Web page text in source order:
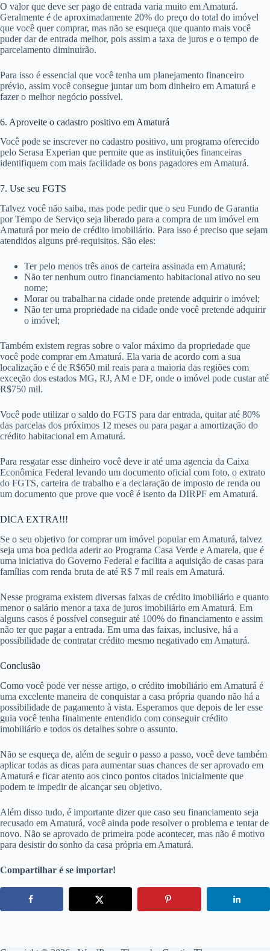
O valor que deve ser pago de entrada varia muito em Amaturá.
Geralmente é de aproximadamente 20% do preço do total do imóvel
que você quer comprar, mas não se esqueça que quanto mais você
puder dar de entrada melhor, pois assim a taxa de juros e o tempo de
parcelamento diminuirão.
Para isso é essencial que você tenha um planejamento financeiro
prévio, assim você consegue juntar um bom dinheiro em Amaturá e
fazer o melhor negócio possível.
6. Aproveite o cadastro positivo em Amaturá
Você pode se inscrever no cadastro positivo, um programa oferecido
pelo Serasa Experian que permite que as instituições financeiras
identifiquem com mais facilidade os bons pagadores em Amaturá.
7. Use seu FGTS
Talvez você não saiba, mas pode pedir que o seu Fundo de Garantia
por Tempo de Serviço seja liberado para a compra de um imóvel em
Amaturá por meio de crédito imobiliário. Para isso é preciso que sejam
atendidos alguns pré-requisitos. São eles:
Ter pelo menos três anos de carteira assinada em Amaturá;
Não ter nenhum outro financiamento habitacional ativo no seu
nome;
Morar ou trabalhar na cidade onde pretende adquirir o imóvel;
Não ter uma propriedade na cidade onde você pretende adquirir
o imóvel;
Também existem regras sobre o valor máximo da propriedade que
você pode comprar em Amaturá. Ela varia de acordo com a sua
localização e é de R$650 mil reais para a maioria das regiões com
exceção dos estados MG, RJ, AM e DF, onde o imóvel pode custar até
R$750 mil.
Você pode utilizar o saldo do FGTS para dar entrada, quitar até 80%
das parcelas dos próximos 12 meses ou para pagar a amortização do
crédito habitacional em Amaturá.
Para resgatar esse dinheiro você deve ir até uma agencia da Caixa
Econômica Federal levando um documento oficial com foto, o extrato
do FGTS, carteira de trabalho e a declaração de imposto de renda ou
um documento que prove que você é isento da DIRPF em Amaturá.
DICA EXTRA!!!
Se o seu objetivo for comprar um imóvel popular em Amaturá, talvez
seja uma boa pedida aderir ao Programa Casa Verde e Amarela, que é
uma iniciativa do Governo Federal e facilita a aquisição de casas para
famílias com renda bruta de até R$ 7 mil reais em Amaturá.
Nesse programa existem diversas faixas de crédito imobiliário e quanto
menor o salário menor a taxa de juros imobiliário em Amaturá. Em
alguns casos é possível conseguir até 100% do financiamento e assim
não ter que pagar a entrada. Em uma das faixas, inclusive, há a
possibilidade de contratar crédito mesmo negativado em Amaturá.
Conclusão
Como você pode ver nesse artigo, o crédito imobiliário em Amaturá é
uma excelente maneira de conquistar a casa própria quando não há a
possibilidade de pagamento à vista. Esperamos que depois de ler esse
guia você tenha finalmente entendido com conseguir crédito
imobiliário e todos os detalhes sobre o assunto.
Não se esqueça de, além de seguir o passo a passo, você deve também
aplicar todas as dicas para aumentar suas chances de ser aprovado em
Amaturá e ficar atento aos cinco pontos citados inicialmente que
podem te impedir de alcançar seu objetivo.
Além disso tudo, é importante dizer que caso seu financiamento seja
recusado em Amaturá, você ainda pode resolver o problema e tentar de
novo. Não se aprovado de primeira pode acontecer, mas não é motivo
para desistir do sonho da casa própria em Amaturá.
Compartilhar é se importar!